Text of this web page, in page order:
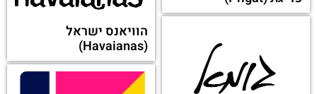
הוויאנס ישראל
(Havaianas)